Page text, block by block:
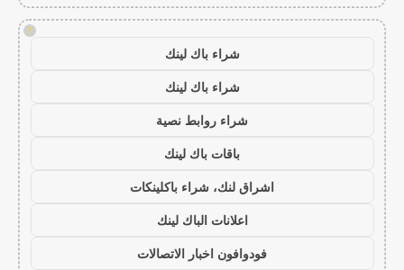
!
شراء باك لينك
شراء باك لينك
شراء روابط نصية
باقات باك لينك
اشراق لنك، شراء باكلينكات
اعلانات الباك لينك
فودوافون اخبار الاتصالات